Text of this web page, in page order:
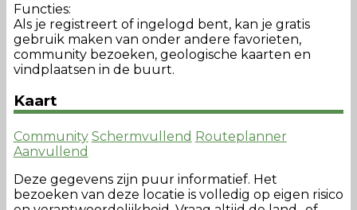
Functies:
Als je registreert of ingelogd bent, kan je gratis
gebruik maken van onder andere favorieten,
community bezoeken, geologische kaarten en
vindplaatsen in de buurt.
Kaart
Community Schermvullend Routeplanner
Aanvullend
Deze gegevens zijn puur informatief. Het
bezoeken van deze locatie is volledig op eigen risico